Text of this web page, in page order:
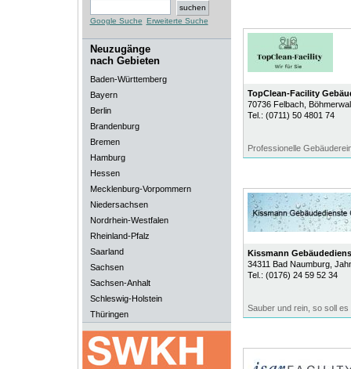
Google Suche Erweiterte Suche
Neuzugänge
nach Gebieten
Baden-Württemberg
Bayern
Berlin
Brandenburg
Bremen
Hamburg
Hessen
Mecklenburg-Vorpommern
Niedersachsen
Nordrhein-Westfalen
Rheinland-Pfalz
Saarland
Sachsen
Sachsen-Anhalt
Schleswig-Holstein
Thüringen
TopClean-Facility
70736 Felbach,
Tel.: (0711) 50 4801 74
Professionelle
Kissmann
34311 Bad Naumburg,
Tel.: (0176) 24 59 52 34
Sauber und rein, so soll es